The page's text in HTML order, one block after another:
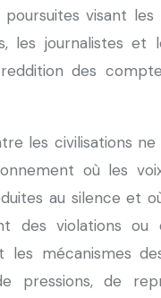
visant les
les journalistes et
des
les civilisations
où les
au silence et
des violations ou
les mécanismes
pressions, de